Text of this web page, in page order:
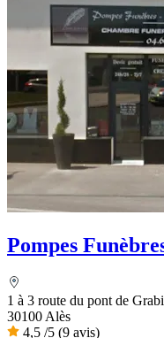
Pompes
1 à 3 route du pont de
30100 Alès
4,5 /5 (9 avis)